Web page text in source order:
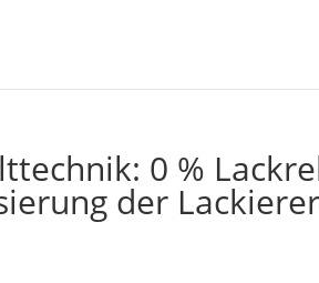
0 %
der